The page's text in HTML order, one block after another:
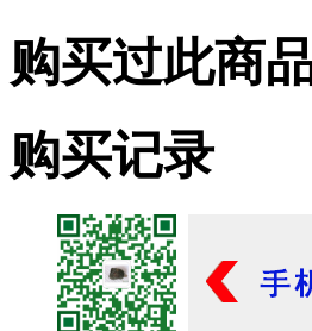
购买过此商
购买记录